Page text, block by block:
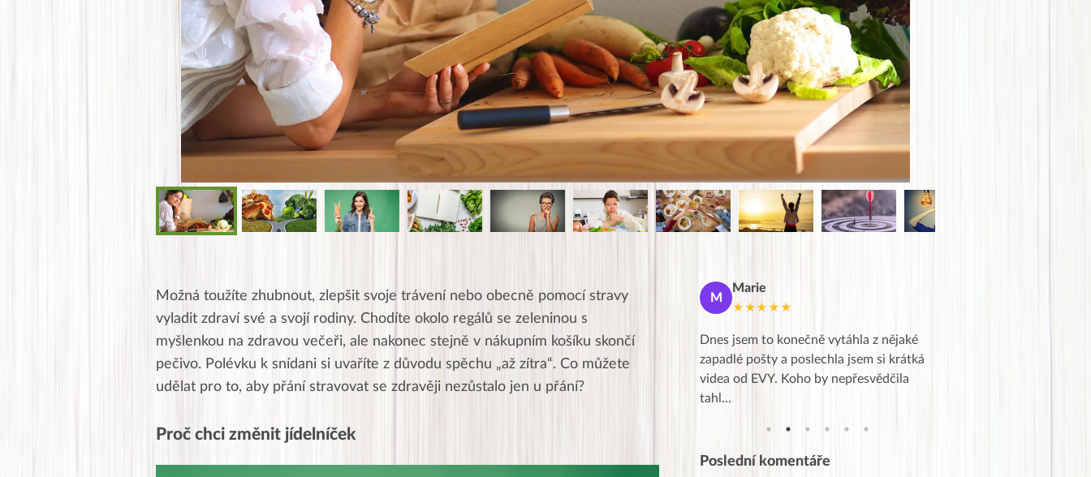
Možná toužíte zhubnout, zlepšit svoje trávení nebo obecně pomocí stravy
vyladit zdraví své a svojí rodiny. Chodíte okolo regálů se zeleninou s
myšlenkou na zdravou večeři, ale nakonec stejně v nákupním košíku skončí
pečivo. Polévku k snídani si uvaříte z důvodu spěchu „až zítra“. Co můžete
udělat pro to, aby přání stravovat se zdravěji nezůstalo jen u přání?
Proč chci změnit jídelníček
J
Jana
Moc Vám všem děkuji za krásný pátek,
obzvlášť velké poděkování, obdiv a
uznání pro hlavní dvojici Peťa a Gábi!! 👏
P
Petra
Za 14 dní jsou dole 2 kg, obvod v pase a
přes boky &#8211; 5 cm. Cítím se dobře.
Kurz je výborně zpracovaný,
srozumiteln…
M
Marie
★★★★★
Dnes jsem to konečně vytáhla z nějaké
zapadlé pošty a poslechla jsem si krátká
videa od EVY. Koho by nepřesvědčila
tahl…
Poslední komentáře